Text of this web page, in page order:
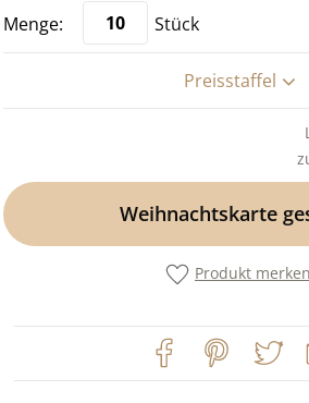
Stück
Preisstaffel
Weihnachtskarte
Produkt merken